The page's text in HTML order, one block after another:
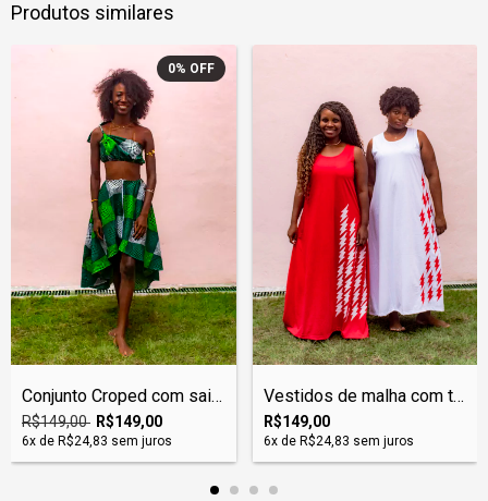
Produtos similares
0% OFF
Conjunto Croped com saia Godê em tecido...
R$149,00 R$149,00
6x de R$24,83 sem juros
Vestidos de malha com tema de Iansã em d...
R$149,00
6x de R$24,83 sem juros